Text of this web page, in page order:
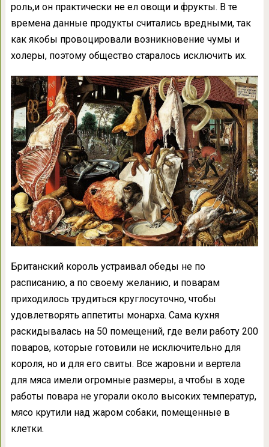
роль,и он практически не ел овощи и фрукты. В те
времена данные продукты считались вредными, так
как якобы провоцировали возникновение чумы и
холеры, поэтому общество старалось исключить их.
Британский король устраивал обеды не по
расписанию, а по своему желанию, и поварам
приходилось трудиться круглосуточно, чтобы
удовлетворять аппетиты монарха. Сама кухня
раскидывалась на 50 помещений, где вели работу 200
поваров, которые готовили не исключительно для
короля, но и для его свиты. Все жаровни и вертела
для мяса имели огромные размеры, а чтобы в ходе
работы повара не угорали около высоких температур,
мясо крутили над жаром собаки, помещенные в
клетки.